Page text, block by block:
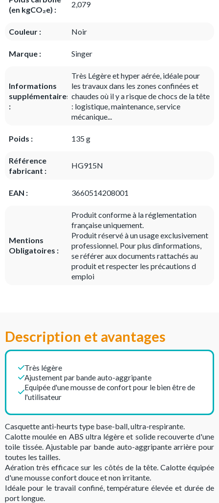
(en kgCO₂e) :
2,079
Couleur : Noir
Marque : Singer
Informations
supplémentaires
:
Très Légère et hyper aérée, idéale pour
les travaux dans les zones confinées et
chaudes où il y a risque de chocs de la tête
: logistique, maintenance, service
mécanique...
Poids : 135 g
Référence
fabricant :
HG915N
EAN : 3660514208001
Mentions
Obligatoires :
Produit conforme à la réglementation
française uniquement.
Produit réservé à un usage exclusivement
professionnel. Pour plus dinformations,
se référer aux documents rattachés au
produit et respecter les précautions d
emploi
Description et avantages
Très légère
Ajustement par bande auto-aggripante
Equipée d'une mousse de confort pour le bien être de
l'utilisateur
Casquette anti-heurts type base-ball, ultra-respirante.
Calotte moulée en ABS ultra légère et solide recouverte d'une
toile tissée. Ajustable par bande auto-aggripante arrière pour
toutes les tailles.
Aération très efficace sur les côtés de la tête. Calotte équipée
d'une mousse confort douce et non irritante.
Idéale pour le travail confiné, température élevée et durée de
port longue.